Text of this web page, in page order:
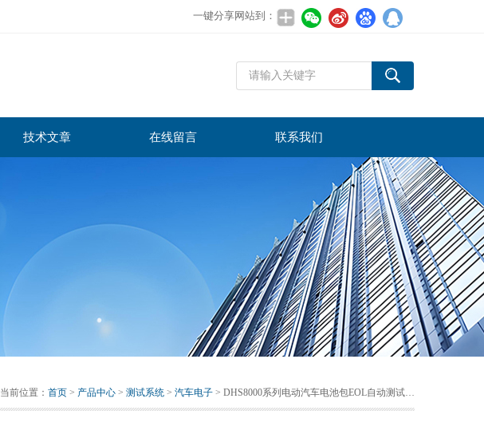
一键分享网站到：
技术文章 在线留言 联系我们
当前位置： 首页 > 产品中心 > 测试系统 > 汽车电子 > DHS8000系列电动汽车电池包EOL自动测试系统